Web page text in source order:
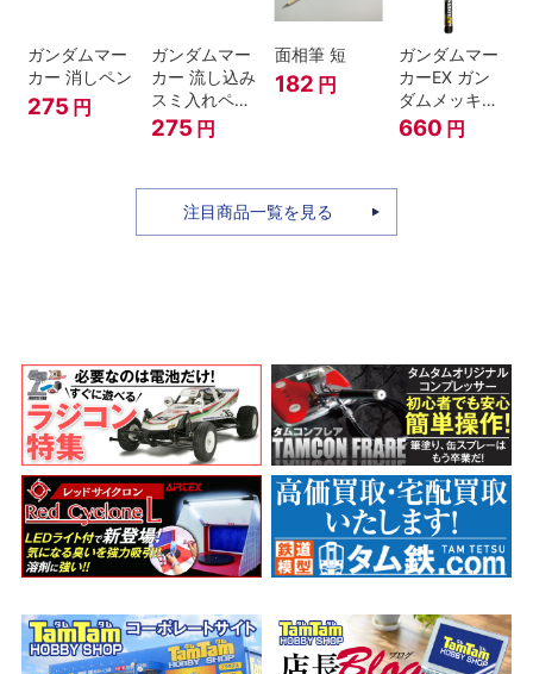
ガンダムマー
カー 消しペン
275 円
ガンダムマー
カー 流し込み
スミ入れペン
ブラック
275 円
面相筆 短
182 円
ガンダムマー
カーEX ガン
ダムメッキシ
ルバー
660 円
注目商品一覧を見る